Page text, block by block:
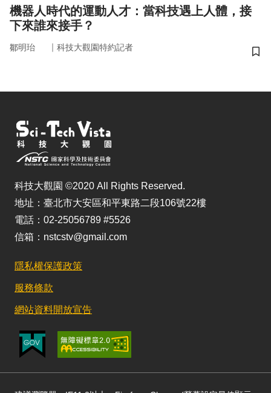
機器人時代的運動人才：當科技遇上人體，接
下來誰來接手？
鄒明珆 ｜ 科技大觀園特約記者
儲
科技大觀園 ©2020 All Rights Reserved.
地址：臺北市大安區和平東路二段106號22樓
電話：02-25056789 #5526
信箱：nstcstv@gmail.com
隱私權保護政策
服務條款
網站資料開放宣告